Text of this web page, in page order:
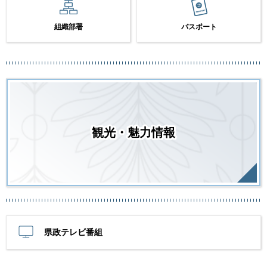
組織部署 パスポート
観光・魅力情報
県政テレビ番組